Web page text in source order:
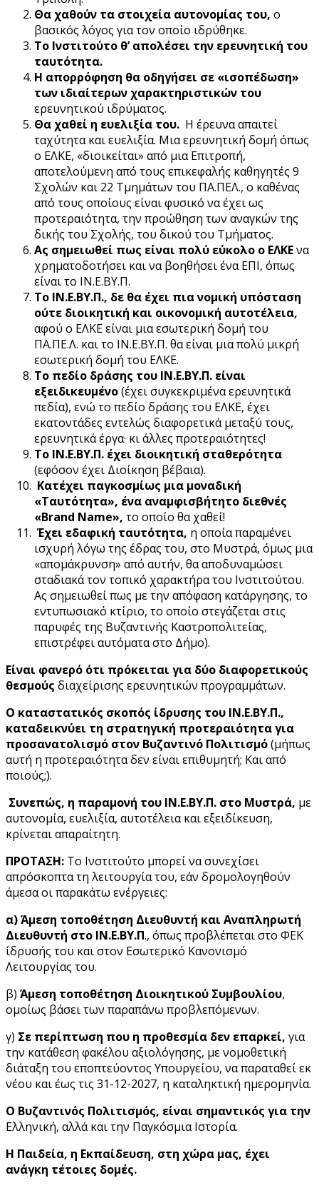
Θα χαθούν τα στοιχεία αυτονομίας του, ο
βασικός λόγος για τον οποίο ιδρύθηκε.
Το Ινστιτούτο θ’ απολέσει την ερευνητική του
ταυτότητα.
Η απορρόφηση θα οδηγήσει σε «ισοπέδωση»
των ιδιαίτερων χαρακτηριστικών του
ερευνητικού ιδρύματος.
Θα χαθεί η ευελιξία του. Η έρευνα απαιτεί
ταχύτητα και ευελιξία. Μια ερευνητική δομή όπως
ο ΕΛΚΕ, «διοικείται» από μια Επιτροπή,
αποτελούμενη από τους επικεφαλής καθηγητές 9
Σχολών και 22 Τμημάτων του ΠΑ.ΠΕΛ., ο καθένας
από τους οποίους είναι φυσικό να έχει ως
προτεραιότητα, την προώθηση των αναγκών της
δικής του Σχολής, του δικού του Τμήματος.
Ας σημειωθεί πως είναι πολύ εύκολο ο ΕΛΚΕνα
χρηματοδοτήσει και να βοηθήσει ένα ΕΠΙ, όπως
είναι το ΙΝ.Ε.ΒΥ.Π.
Το ΙΝ.Ε.ΒΥ.Π., δε θα έχει πια νομική υπόσταση
ούτε διοικητική και οικονομική αυτοτέλεια,
αφού ο ΕΛΚΕ είναι μια εσωτερική δομή του
ΠΑ.ΠΕ.Λ. και το ΙΝ.Ε.ΒΥ.Π. θα είναι μια πολύ μικρή
εσωτερική δομή του ΕΛΚΕ.
Το πεδίο δράσης του ΙΝ.Ε.ΒΥ.Π. είναι
εξειδικευμένο(έχει συγκεκριμένα ερευνητικά
πεδία), ενώ το πεδίο δράσης του ΕΛΚΕ, έχει
εκατοντάδες εντελώς διαφορετικά μεταξύ τους,
ερευνητικά έργα· κι άλλες προτεραιότητες!
Το ΙΝ.Ε.ΒΥ.Π. έχει διοικητική σταθερότητα
(εφόσον έχει Διοίκηση βέβαια).
Κατέχει παγκοσμίως μια μοναδική
«Ταυτότητα», ένα αναμφισβήτητο διεθνές
«Brand Name», το οποίο θα χαθεί!
Έχει εδαφική ταυτότητα, η οποία παραμένει
ισχυρή λόγω της έδρας του, στο Μυστρά, όμως μια
«απομάκρυνση» από αυτήν, θα αποδυναμώσει
σταδιακά τον τοπικό χαρακτήρα του Ινστιτούτου.
Ας σημειωθεί πως με την απόφαση κατάργησης, το
εντυπωσιακό κτίριο, το οποίο στεγάζεται στις
παρυφές της Βυζαντινής Καστροπολιτείας,
επιστρέφει αυτόματα στο Δήμο).
Είναι φανερό ότι πρόκειται για δύο διαφορετικούς
θεσμούς διαχείρισης ερευνητικών προγραμμάτων.
Ο καταστατικός σκοπός ίδρυσης του ΙΝ.Ε.ΒΥ.Π.,
καταδεικνύει τη στρατηγική προτεραιότητα για
προσανατολισμό στον Βυζαντινό Πολιτισμό(μήπως
αυτή η προτεραιότητα δεν είναι επιθυμητή; Και από
ποιούς;).
Συνεπώς, η παραμονή του ΙΝ.Ε.ΒΥ.Π. στο Μυστρά, με
αυτονομία, ευελιξία, αυτοτέλεια και εξειδίκευση,
κρίνεται απαραίτητη.
ΠΡΟΤΑΣΗ: Το Ινστιτούτο μπορεί να συνεχίσει
απρόσκοπτα τη λειτουργία του, εάν δρομολογηθούν
άμεσα οι παρακάτω ενέργειες:
α) Άμεση τοποθέτηση Διευθυντή και Αναπληρωτή
Διευθυντή στο ΙΝ.Ε.ΒΥ.Π., όπως προβλέπεται στο ΦΕΚ
ίδρυσής του και στον Εσωτερικό Κανονισμό
Λειτουργίας του.
β) Άμεση τοποθέτηση Διοικητικού Συμβουλίου,
ομοίως βάσει των παραπάνω προβλεπόμενων.
γ) Σε περίπτωση που η προθεσμία δεν επαρκεί, για
την κατάθεση φακέλου αξιολόγησης, με νομοθετική
διάταξη του εποπτεύοντος Υπουργείου, να παραταθεί εκ
νέου και έως τις 31-12-2027, η καταληκτική ημερομηνία.
Ο Βυζαντινός Πολιτισμός, είναι σημαντικός για την
Ελληνική, αλλά και την Παγκόσμια Ιστορία.
Η Παιδεία, η Εκπαίδευση, στη χώρα μας, έχει
ανάγκη τέτοιες δομές.